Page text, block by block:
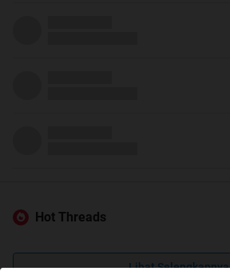
Hot Threads
Lihat Selengkapnya